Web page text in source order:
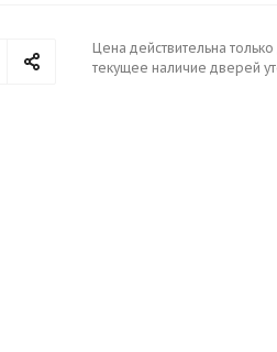
Цена действительна
текущее наличие дверей